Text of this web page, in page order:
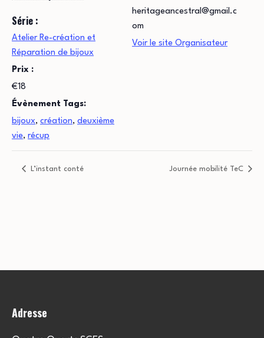
Série :
Atelier Re-création et
Réparation de bijoux
Prix :
€18
Évènement Tags:
bijoux, création, deuxième
vie, récup
heritageancestral@gmail.c
om
Voir le site Organisateur
L’instant conté Journée mobilité TeC
Adresse